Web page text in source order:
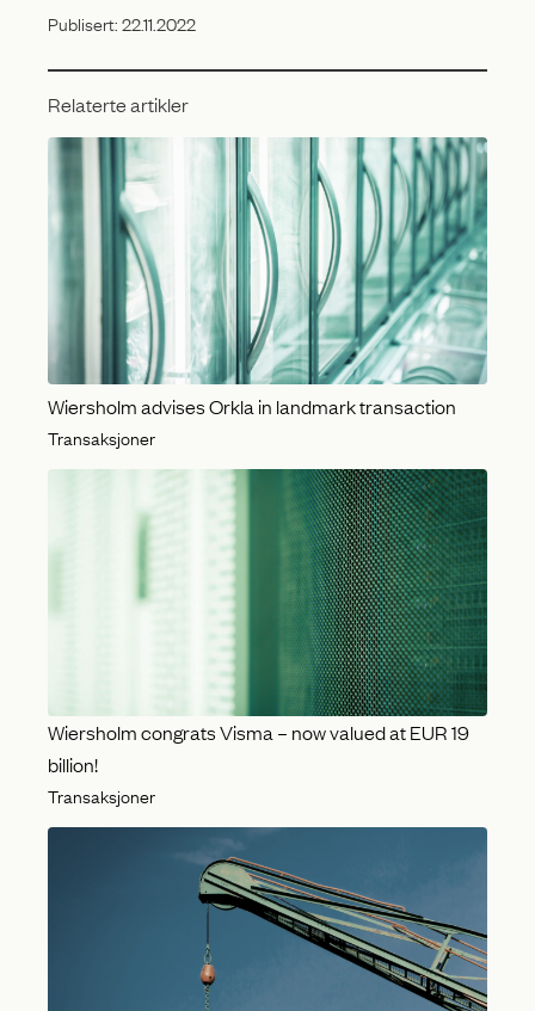
Publisert:22.11.2022
Relaterte artikler
Wiersholm advises Orkla in landmark transaction
Transaksjoner
Wiersholm congrats Visma – now valued at EUR 19
billion!
Transaksjoner